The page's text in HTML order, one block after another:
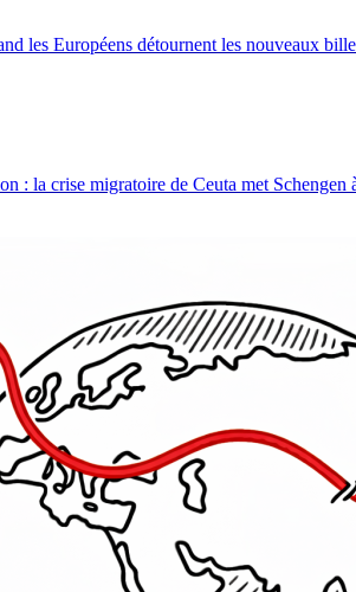
les Européens détournent les nouveaux
: la crise migratoire de Ceuta met Schengen